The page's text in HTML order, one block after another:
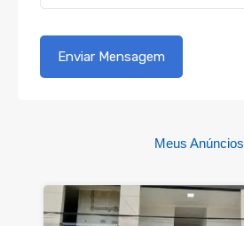
Meus Anúncios